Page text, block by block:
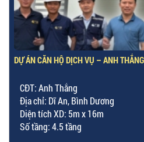
DỰ ÁN CĂN HỘ DỊCH VỤ – ANH
CĐT: Anh Thắng
Địa chỉ: Dĩ An, Bình Dương
Diện tích XD: 5m x 16m
Số tầng: 4.5 tầng